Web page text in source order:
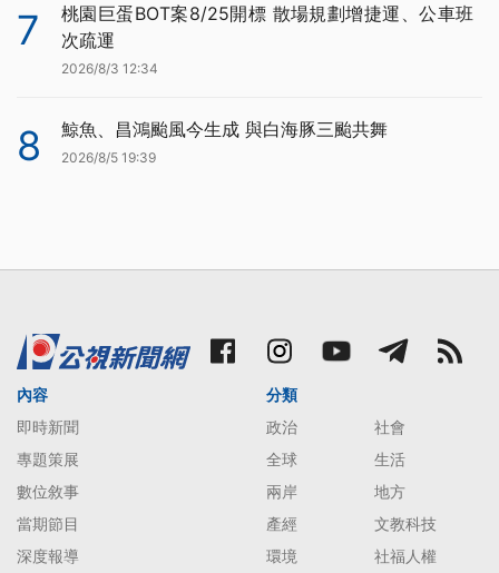
7
桃園巨蛋BOT案8/25開標 散場規劃增捷運、公車班
次疏運
2026/8/3 12:34
8 鯨魚、昌鴻颱風今生成 與白海豚三颱共舞
2026/8/5 19:39
內容
即時新聞
專題策展
數位敘事
當期節目
深度報導
分類
政治
社會
全球
生活
兩岸
地方
產經
文教科技
環境
社福人權